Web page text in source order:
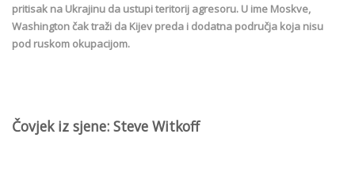
pritisak na Ukrajinu da ustupi teritorij agresoru. U ime Moskve,
Washington čak traži da Kijev preda i dodatna područja koja nisu
pod ruskom okupacijom.
Čovjek iz sjene: Steve Witkoff